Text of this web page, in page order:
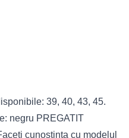
39, 40, 43, 45.
negru PREGATIT
cunostinta cu modelul